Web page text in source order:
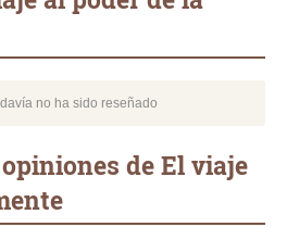
no ha sido reseñado
de El viaje